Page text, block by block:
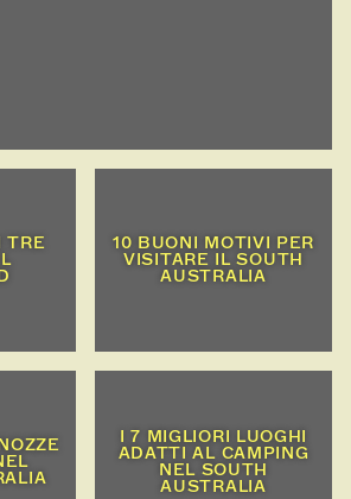
TRE
10 BUONI MOTIVI PER
VISITARE IL SOUTH
AUSTRALIA
I 7 MIGLIORI LUOGHI
ADATTI AL CAMPING
NEL SOUTH
AUSTRALIA